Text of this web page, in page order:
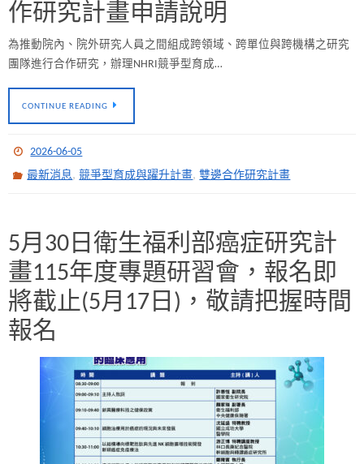
作研究計畫申請說明
為推動院內、院外研究人員之間組成跨領域、跨單位與跨機構之研究
團隊進行合作研究，辦理NHRI競爭型育成…
CONTINUE READING
2026-06-05
最新消息,競爭型育成與躍升計畫,雙邊合作研究計畫
5月30日衛生福利部癌症研究計
畫115年度專題研習會，報名即
將截止(5月17日)，敬請把握時間
報名